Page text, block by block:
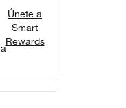
Únete a
Smart
Rewards